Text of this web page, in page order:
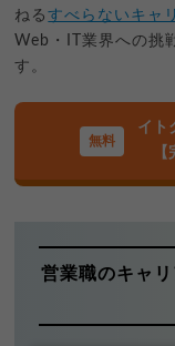
ねるすべらないキャ
Web・IT業界への挑
す。
イト
営業職のキャ